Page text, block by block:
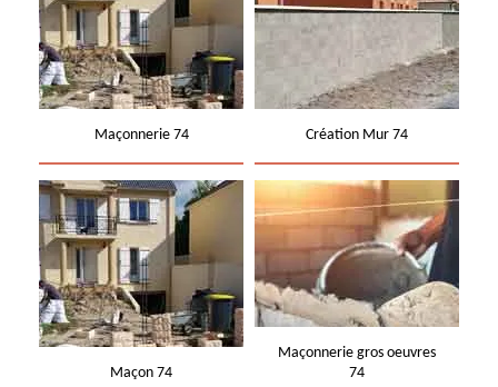
Maçonnerie 74 Création Mur 74
Maçon 74
Maçonnerie gros oeuvres
74